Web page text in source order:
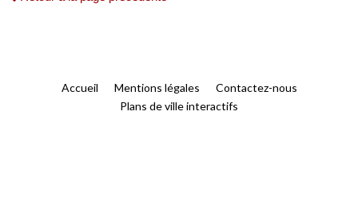
Accueil Mentions légales
Contactez-nous
Plans de ville interactifs